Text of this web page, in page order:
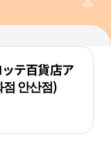
テ百貨店ア
안산점)